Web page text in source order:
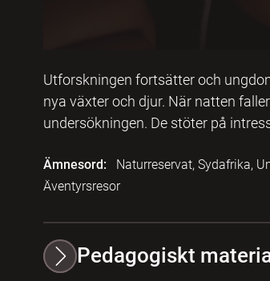
Utforskningen fortsätter och
nya växter och djur. När natten
undersökningen. De stöter på
Ämnesord:
Naturreservat, Sydafrika,
Äventyrsresor
Pedagogiskt